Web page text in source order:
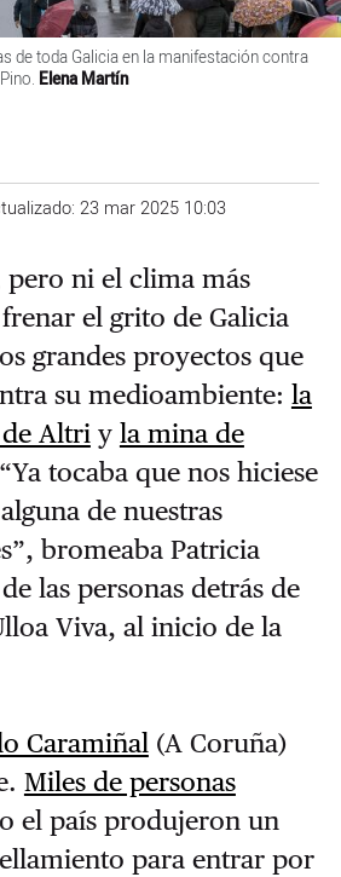
de toda Galicia en la manifestación contra
Elena Martín
23 mar 2025 10:03
pero ni el clima más
el grito de Galicia
grandes proyectos que
su medioambiente: la
Altriy la mina de
tocaba que nos hiciese
de nuestras
bromeaba Patricia
las personas detrás de
Viva, al inicio de la
Caramiñal(A Coruña)
Miles de personas
el país produjeron un
para entrar por